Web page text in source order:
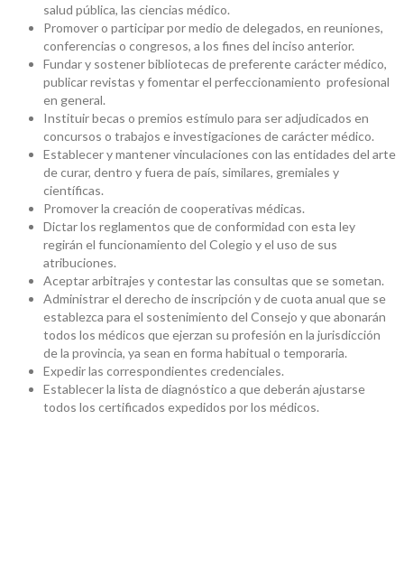
salud pública, las ciencias médico.
Promover o participar por medio de delegados, en reuniones,
conferencias o congresos, a los fines del inciso anterior.
Fundar y sostener bibliotecas de preferente carácter médico,
publicar revistas y fomentar el perfeccionamiento profesional
en general.
Instituir becas o premios estímulo para ser adjudicados en
concursos o trabajos e investigaciones de carácter médico.
Establecer y mantener vinculaciones con las entidades del arte
de curar, dentro y fuera de país, similares, gremiales y
científicas.
Promover la creación de cooperativas médicas.
Dictar los reglamentos que de conformidad con esta ley
regirán el funcionamiento del Colegio y el uso de sus
atribuciones.
Aceptar arbitrajes y contestar las consultas que se sometan.
Administrar el derecho de inscripción y de cuota anual que se
establezca para el sostenimiento del Consejo y que abonarán
todos los médicos que ejerzan su profesión en la jurisdicción
de la provincia, ya sean en forma habitual o temporaria.
Expedir las correspondientes credenciales.
Establecer la lista de diagnóstico a que deberán ajustarse
todos los certificados expedidos por los médicos.